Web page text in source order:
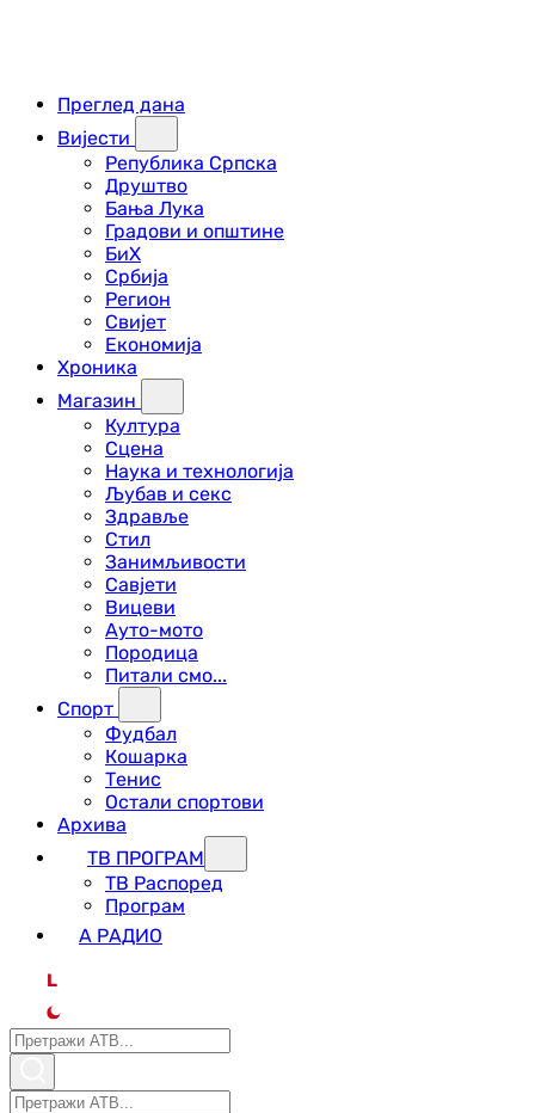
Преглед дана
Вијести
Република Српска
Друштво
Бања Лука
Градови и општине
БиХ
Србија
Регион
Свијет
Економија
Хроника
Магазин
Култура
Сцена
Наука и технологија
Љубав и секс
Здравље
Стил
Занимљивости
Савјети
Вицеви
Ауто-мото
Породица
Питали смо...
Спорт
Фудбал
Кошарка
Тенис
Остали спортови
Архива
ТВ ПРОГРАМ
ТВ Распоред
Програм
А РАДИО
L